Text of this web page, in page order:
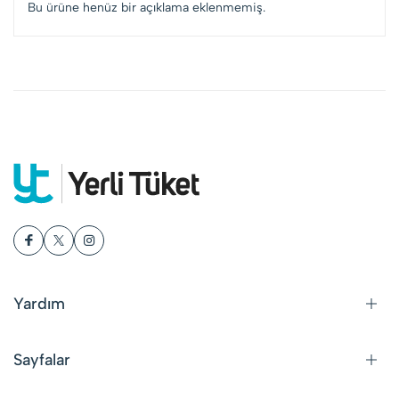
Bu ürüne henüz bir açıklama eklenmemiş.
Yardım
Sayfalar